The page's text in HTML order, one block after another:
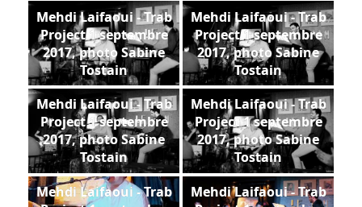
Mehdi Laifaoui - Trab
Project 1 septembre
2017, photo Sabine
Tostain
Mehdi Laifaoui - Trab
Project 1 septembre
2017, photo Sabine
Tostain
Mehdi Laifaoui - Trab
Project 1 septembre
2017, photo Sabine
Tostain
Mehdi Laifaoui - Trab
Project 1 septembre
2017, photo Sabine
Tostain
Mehdi Laifaoui - Trab
Mehdi Laifaoui - Trab